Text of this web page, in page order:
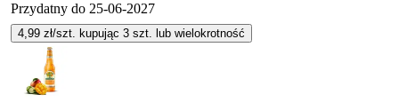
Przydatny do 25-06-2027
4,99 zł/szt. kupując 3 szt. lub wielokrotność